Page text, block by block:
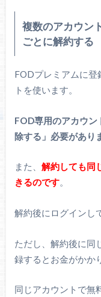
複数のアカウン
ごとに解約する
FODプレミアムに登
トを使います。
FOD専用のアカウン
除する」必要があり
また、 解約しても同
きるのです。
解約後にログインし
ただし、解約後に同
録するとお金がかか
同じアカウントで無